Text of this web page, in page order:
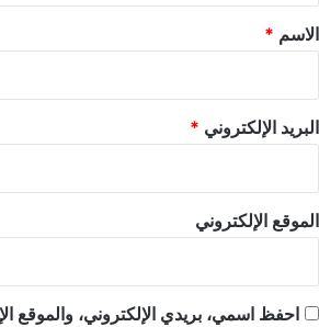
*
الاسم *
البريد الإلكتروني *
الموقع الإلكتروني
احفظ اسمي، بريدي الإلكتروني، والموقع